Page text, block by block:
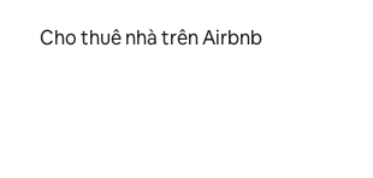
Cho thuê nhà trên Airbnb